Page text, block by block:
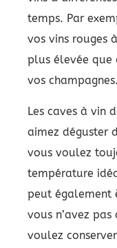
temps. Par
vos vins rouges
plus élevée que
vos champagnes.
Les caves à vin
aimez déguster
vous voulez
température
peut également
vous n’avez
voulez